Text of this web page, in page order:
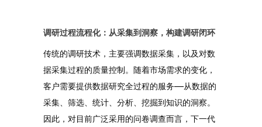
调研过程流程化：从采集到洞察，构建调研闭环
传统的调研技术，主要强调数据采集，以及对数
据采集过程的质量控制。随着市场需求的变化，
客户需要提供数据研究全过程的服务—从数据的
采集、筛选、统计、分析、挖掘到知识的洞察。
因此，对目前广泛采用的问卷调查而言，下一代